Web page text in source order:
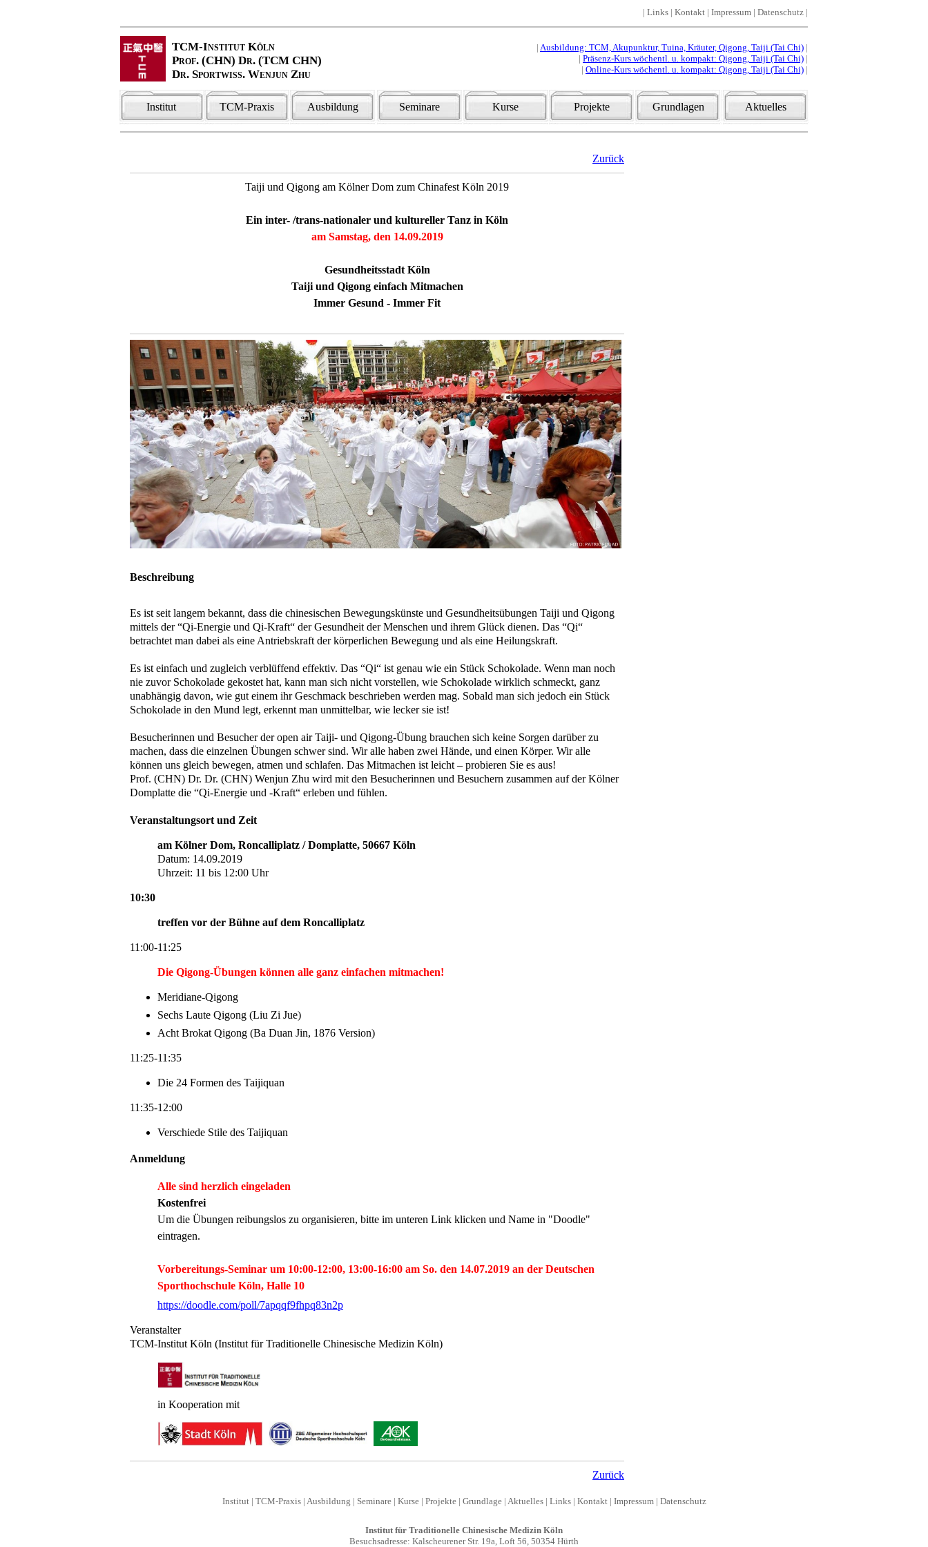
| Links | Kontakt | Impressum | Datenschutz |
TCM-Institut Köln
Prof. (CHN) Dr. (TCM CHN)
Dr. Sportwiss. Wenjun Zhu
| Ausbildung: TCM, Akupunktur, Tuina, Kräuter, Qigong, Taiji (Tai Chi) |
| Präsenz-Kurs wöchentl. u. kompakt: Qigong, Taiji (Tai Chi) |
| Online-Kurs wöchentl. u. kompakt: Qigong, Taiji (Tai Chi) |
Institut TCM-Praxis Ausbildung Seminare Kurse Projekte Grundlagen Aktuelles
Zurück
Taiji und Qigong am Kölner Dom zum Chinafest Köln 2019
Ein inter- /trans-nationaler und kultureller Tanz in Köln
am Samstag, den 14.09.2019
Gesundheitsstadt Köln
Taiji und Qigong einfach Mitmachen
Immer Gesund - Immer Fit
Beschreibung
Es ist seit langem bekannt, dass die chinesischen Bewegungskünste und Gesundheitsübungen Taiji und Qigong
mittels der “Qi-Energie und Qi-Kraft“ der Gesundheit der Menschen und ihrem Glück dienen. Das “Qi“
betrachtet man dabei als eine Antriebskraft der körperlichen Bewegung und als eine Heilungskraft.
Es ist einfach und zugleich verblüffend effektiv. Das “Qi“ ist genau wie ein Stück Schokolade. Wenn man noch
nie zuvor Schokolade gekostet hat, kann man sich nicht vorstellen, wie Schokolade wirklich schmeckt, ganz
unabhängig davon, wie gut einem ihr Geschmack beschrieben werden mag. Sobald man sich jedoch ein Stück
Schokolade in den Mund legt, erkennt man unmittelbar, wie lecker sie ist!
Besucherinnen und Besucher der open air Taiji- und Qigong-Übung brauchen sich keine Sorgen darüber zu
machen, dass die einzelnen Übungen schwer sind. Wir alle haben zwei Hände, und einen Körper. Wir alle
können uns gleich bewegen, atmen und schlafen. Das Mitmachen ist leicht – probieren Sie es aus!
Prof. (CHN) Dr. Dr. (CHN) Wenjun Zhu wird mit den Besucherinnen und Besuchern zusammen auf der Kölner
Domplatte die “Qi-Energie und -Kraft“ erleben und fühlen.
Veranstaltungsort und Zeit
am Kölner Dom, Roncalliplatz / Domplatte, 50667 Köln
Datum: 14.09.2019
Uhrzeit: 11 bis 12:00 Uhr
10:30
treffen vor der Bühne aufdem Roncalliplatz
11:00-11:25
Die Qigong-Übungen können alle ganz einfachen mitmachen!
Meridiane-Qigong
Sechs Laute Qigong (Liu Zi Jue)
Acht Brokat Qigong (Ba Duan Jin, 1876 Version)
11:25-11:35
Die 24 Formen des Taijiquan
11:35-12:00
Verschiede Stile des Taijiquan
Anmeldung
Alle sind herzlich eingeladen
Kostenfrei
Um die Übungen reibungslos zu organisieren, bitte im unteren Link klicken und Name in "Doodle"
eintragen.
Vorbereitungs-Seminar um 10:00-12:00, 13:00-16:00 am So. den 14.07.2019 an der Deutschen
Sporthochschule Köln, Halle 10
https://doodle.com/poll/7apqqf9fhpq83n2p
Veranstalter
TCM-Institut Köln (Institut für Traditionelle Chinesische Medizin Köln)
in Kooperation mit
Zurück
Institut| TCM-Praxis| Ausbildung | Seminare| Kurse| Projekte| Grundlage| Aktuelles| Links| Kontakt| Impressum| Datenschutz
Institut für Traditionelle Chinesische Medizin Köln
Besuchsadresse: Kalscheurener Str. 19a, Loft 56, 50354 Hürth